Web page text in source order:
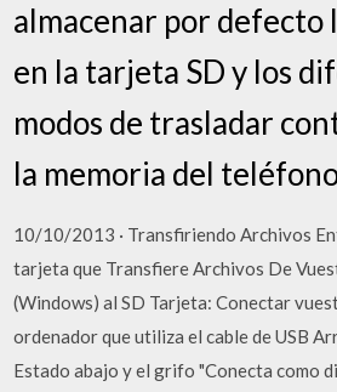
almacenar por defecto
en la tarjeta SD y los
modos de trasladar
la memoria del
10/10/2013 · Transfiriendo Archivos
tarjeta que Transfiere Archivos De
(Windows) al SD Tarjeta: Conectar
ordenador que utiliza el cable de USB
Estado abajo y el grifo "Conecta como